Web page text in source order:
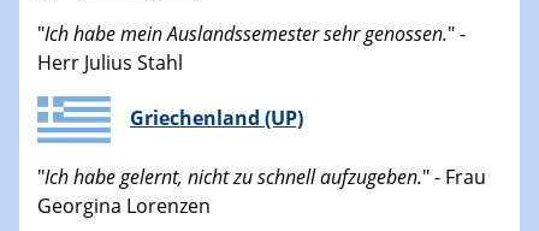
"Ich habe mein Auslandssemester sehr genossen." -
Herr Julius Stahl
Griechenland (UP)
"Ich habe gelernt, nicht zu schnell aufzugeben." - Frau
Georgina Lorenzen